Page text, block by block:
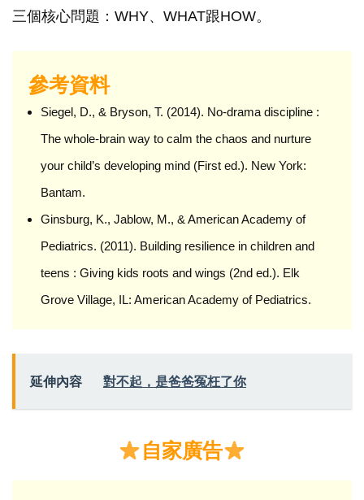
三個核心問題：WHY、WHAT跟HOW。
參考資料
Siegel, D., & Bryson, T. (2014). No-drama discipline :
The whole-brain way to calm the chaos and nurture
your child’s developing mind (First ed.). New York:
Bantam.
Ginsburg, K., Jablow, M., & American Academy of
Pediatrics. (2011). Building resilience in children and
teens : Giving kids roots and wings (2nd ed.). Elk
Grove Village, IL: American Academy of Pediatrics.
延伸內容 對不起，是爸爸冤枉了你
自家廣告